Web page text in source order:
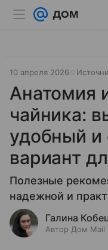
10 апреля 2026
Анатомия
чайника:
удобный
вариант
Полезные
надежной и
Галина
Автор Дом Mail